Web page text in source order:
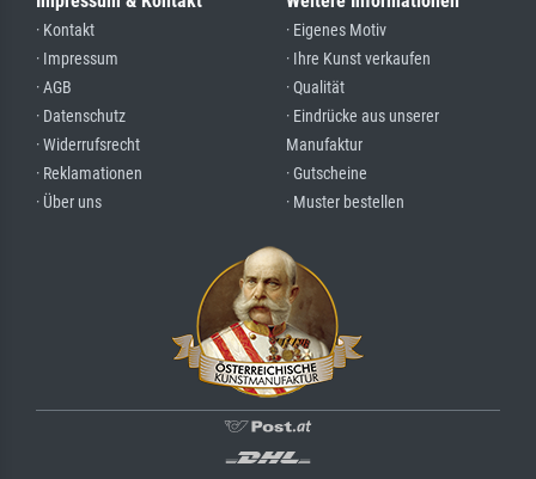
· Kontakt
· Impressum
· AGB
· Datenschutz
· Widerrufsrecht
· Reklamationen
· Über uns
· Eigenes Motiv
· Ihre Kunst verkaufen
· Qualität
· Eindrücke aus unserer
Manufaktur
· Gutscheine
· Muster bestellen